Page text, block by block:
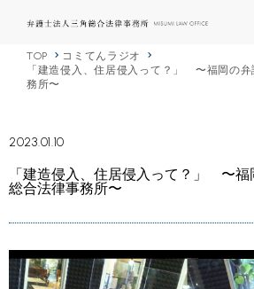
TOP
コミてんラジオ
「建造侵入、住居侵入って？」 〜福岡の
務所〜
2023.01.10
「建造侵入、住居侵入って？」 〜福
総合法律事務所〜